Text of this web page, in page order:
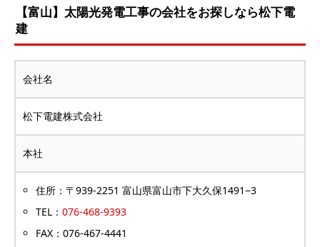
【富山】太陽光発電工事の会社をお探しなら松下電
建
会社名
松下電建株式会社
本社
住所：〒939-2251 富山県富山市下大久保1491−3
TEL：076-468-9393
FAX：076-467-4441